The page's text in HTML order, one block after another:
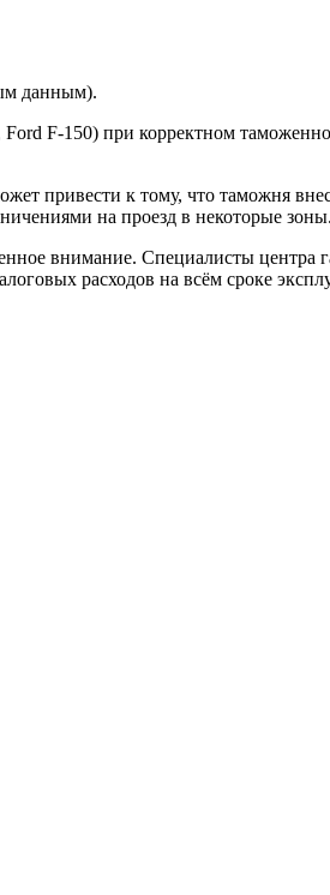
данным).
Ford F-150) при корректном
привести к тому, что таможня
на проезд в некоторые
внимание. Специалисты
расходов на всём сроке